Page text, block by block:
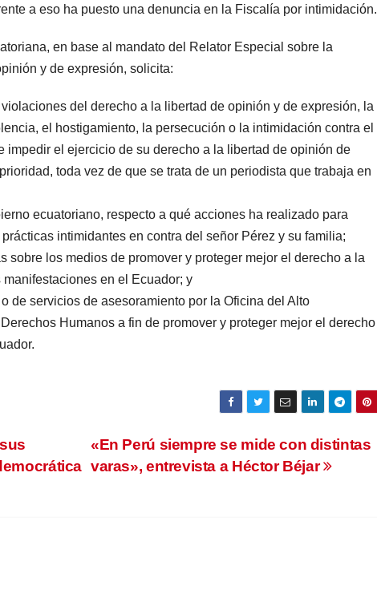
a eso ha puesto una denuncia en la Fiscalía por intimidación.
en base al mandato del Relator Especial sobre la
y de expresión, solicita:
del derecho a la libertad de opinión y de expresión, la
el hostigamiento, la persecución o la intimidación contra el
impedir el ejercicio de su derecho a la libertad de opinión de
toda vez de que se trata de un periodista que trabaja en
ecuatoriano, respecto a qué acciones ha realizado para
intimidantes en contra del señor Pérez y su familia;
sobre los medios de promover y proteger mejor el derecho a la
en el Ecuador; y
de servicios de asesoramiento por la Oficina del Alto
Humanos a fin de promover y proteger mejor el derecho
«En Perú siempre se mide con distintas
varas», entrevista a Héctor Béjar